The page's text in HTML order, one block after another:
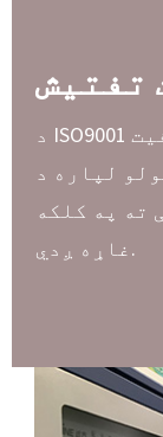
تفتیش
د ISO9001 لاندې، لیډینټ لایټینګ د کیفیت
لپاره د
ته په کلکه
غاړه ږدي.